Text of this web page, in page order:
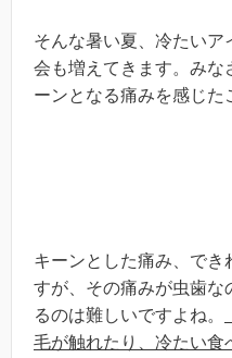
そんな暑い夏、冷たい
会も増えてきます。みな
ーンとなる痛みを感じた
キーンとした痛み、で
すが、その痛みが虫歯な
るのは難しいですよね。
毛が触れたり、冷たい食